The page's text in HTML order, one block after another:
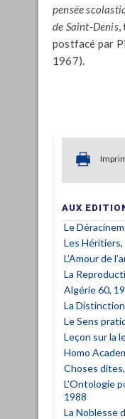
pensée
de Saint-Denis,
postfacé par
1967).
AUX
Le
Les
L’Amour de
La
Algérie 60,
La
Le Sens
Leçon sur la
Homo
Choses
L’Ontologie
1988
La Noblesse